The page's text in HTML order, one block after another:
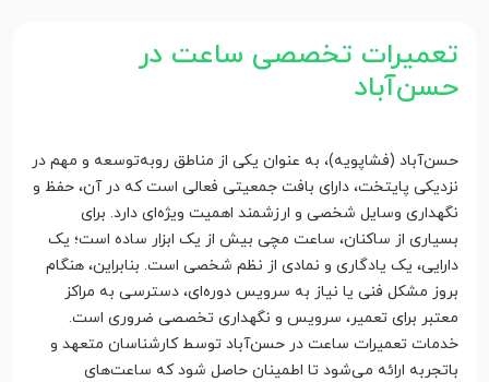
تعمیرات تخصصی ساعت در
حسن‌آباد
حسن‌آباد (فشاپویه)، به عنوان یکی از مناطق روبه‌توسعه و مهم در
نزدیکی پایتخت، دارای بافت جمعیتی فعالی است که در آن، حفظ و
نگهداری وسایل شخصی و ارزشمند اهمیت ویژه‌ای دارد. برای
بسیاری از ساکنان، ساعت مچی بیش از یک ابزار ساده است؛ یک
دارایی، یک یادگاری و نمادی از نظم شخصی است. بنابراین، هنگام
بروز مشکل فنی یا نیاز به سرویس دوره‌ای، دسترسی به مراکز
معتبر برای تعمیر، سرویس و نگهداری تخصصی ضروری است.
خدمات تعمیرات ساعت در حسن‌آباد توسط کارشناسان متعهد و
باتجربه ارائه می‌شود تا اطمینان حاصل شود که ساعت‌های